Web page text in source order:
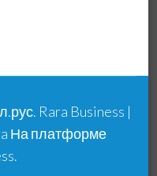
. Rara Business |
На платформе
.